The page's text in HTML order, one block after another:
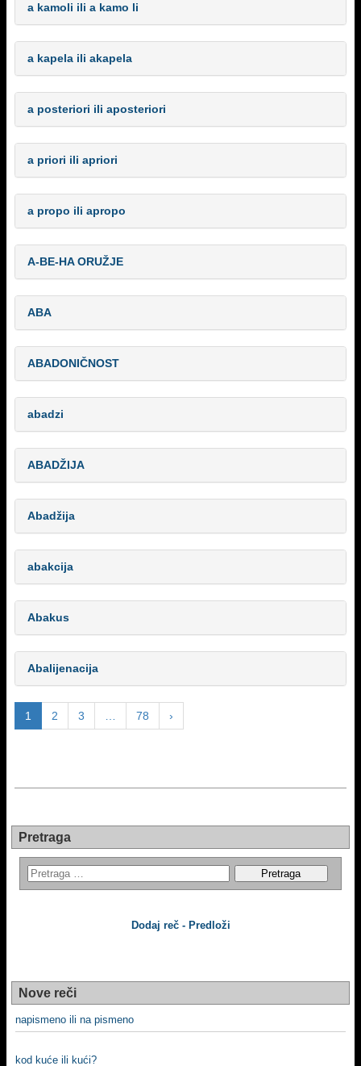
a kamoli ili a kamo li
a kapela ili akapela
a posteriori ili aposteriori
a priori ili apriori
a propo ili apropo
A-BE-HA ORUŽJE
ABA
ABADONIČNOST
abadzi
ABADŽIJA
Abadžija
abakcija
Abakus
Abalijenacija
1 2 3 78 ›
Pretraga
Dodaj reč - Predloži
Nove reči
napismeno ili na pismeno
kod kuće ili kući?